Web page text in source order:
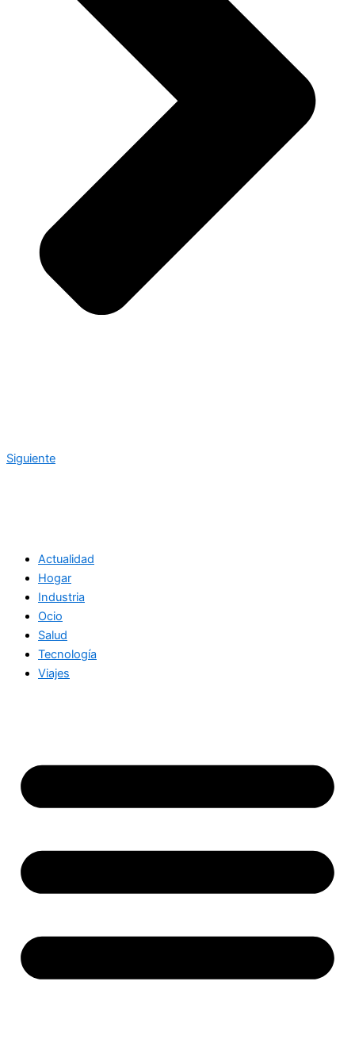
Siguiente
Actualidad
Hogar
Industria
Ocio
Salud
Tecnología
Viajes